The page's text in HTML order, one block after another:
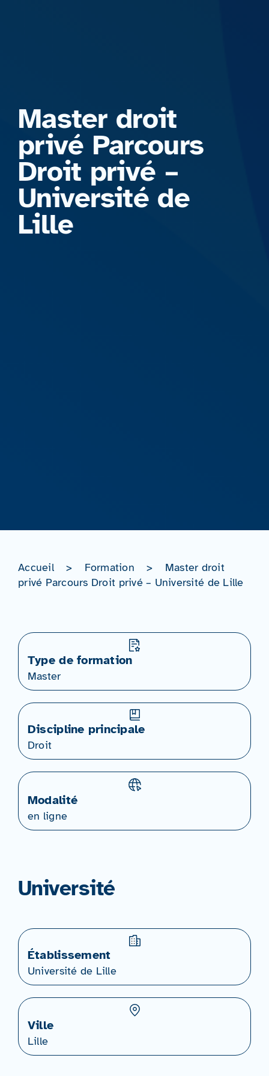
Master droit
privé Parcours
Droit privé –
Université de
Lille
Accueil > Formation >
Master droit
privé Parcours Droit privé – Université de Lille
Type de formation
Master
Discipline principale
Droit
Modalité
en ligne
Université
Établissement
Université de Lille
Ville
Lille